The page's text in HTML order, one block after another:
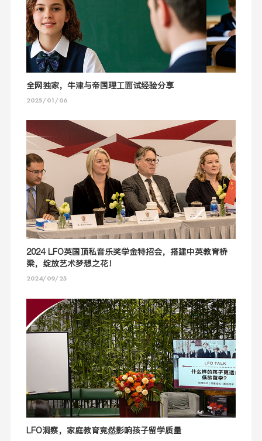
全网独家，牛津与帝国理工面试经验分享
2025/01/06
2024 LFO英国顶私音乐奖学金特招会，搭建中英教育桥
梁，绽放艺术梦想之花！
2024/09/25
LFO洞察，家庭教育竟然影响孩子留学质量